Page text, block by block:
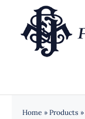
contenido
INICIO
Home » Products »